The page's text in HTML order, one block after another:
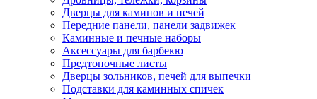
Дверцы для каминов и печей
Передние панели, панели задвижек
Каминные и печные наборы
Аксессуары для барбекю
Предтопочные листы
Дверцы зольников, печей для выпечки
Подставки для каминных спичек